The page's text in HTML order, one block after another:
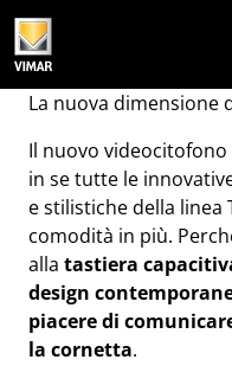
Nasce
La nuova dimensione
Il nuovo videocitofono
in se tutte le
e stilistiche della linea
comodità in più.
alla tastiera
design
piacere di
la cornetta.